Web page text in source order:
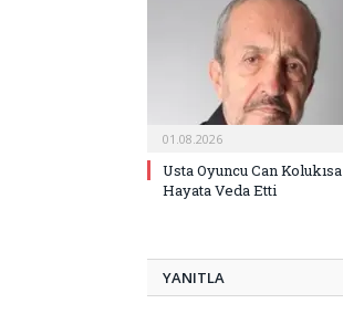
01.08.2026
Usta Oyuncu Can Kolukısa
Hayata Veda Etti
YANITLA